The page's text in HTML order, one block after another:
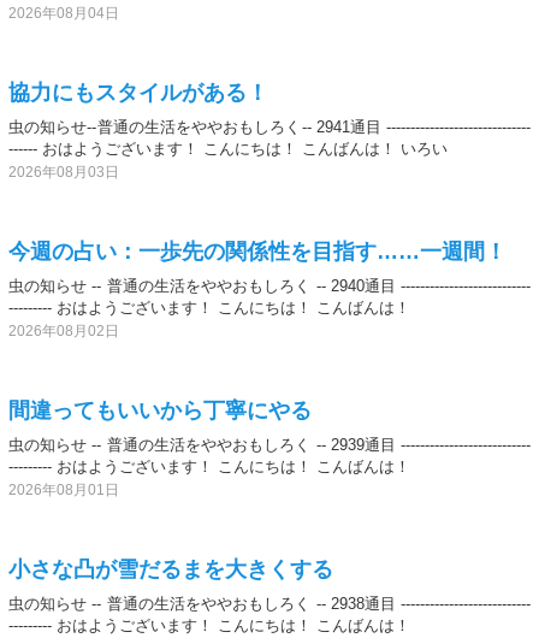
2026年08月04日
協力にもスタイルがある！
虫の知らせ--普通の生活をややおもしろく-- 2941通目 ------------------------------
------ おはようございます！ こんにちは！ こんばんは！ いろい
2026年08月03日
今週の占い：一歩先の関係性を目指す……一週間！
虫の知らせ -- 普通の生活をややおもしろく -- 2940通目 ---------------------------
--------- おはようございます！ こんにちは！ こんばんは！
2026年08月02日
間違ってもいいから丁寧にやる
虫の知らせ -- 普通の生活をややおもしろく -- 2939通目 ---------------------------
--------- おはようございます！ こんにちは！ こんばんは！
2026年08月01日
小さな凸が雪だるまを大きくする
虫の知らせ -- 普通の生活をややおもしろく -- 2938通目 ---------------------------
--------- おはようございます！ こんにちは！ こんばんは！